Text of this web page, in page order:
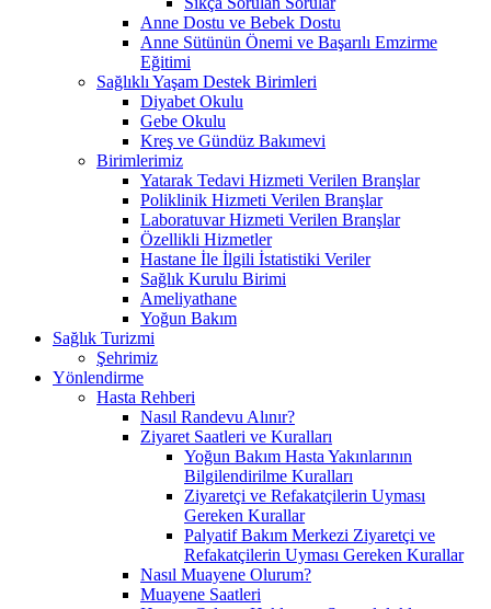
Anne Dostu ve Bebek Dostu
Anne Sütünün Önemi ve Başarılı Emzirme
Eğitimi
Sağlıklı Yaşam Destek Birimleri
Diyabet Okulu
Gebe Okulu
Kreş ve Gündüz Bakımevi
Birimlerimiz
Yatarak Tedavi Hizmeti Verilen Branşlar
Poliklinik Hizmeti Verilen Branşlar
Laboratuvar Hizmeti Verilen Branşlar
Özellikli Hizmetler
Hastane İle İlgili İstatistiki Veriler
Sağlık Kurulu Birimi
Ameliyathane
Yoğun Bakım
Sağlık Turizmi
Şehrimiz
Yönlendirme
Hasta Rehberi
Nasıl Randevu Alınır?
Ziyaret Saatleri ve Kuralları
Yoğun Bakım Hasta Yakınlarının
Bilgilendirilme Kuralları
Ziyaretçi ve Refakatçilerin Uyması
Gereken Kurallar
Palyatif Bakım Merkezi Ziyaretçi ve
Refakatçilerin Uyması Gereken Kurallar
Nasıl Muayene Olurum?
Muayene Saatleri